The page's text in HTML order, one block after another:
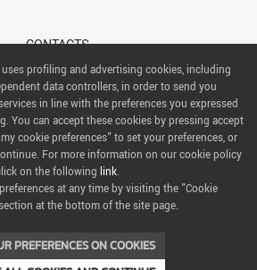
CONTACTS
ABOUT US
GROUP SpA All rights reserved
Emilia 155, 47921 Rimini,
Rimini P.I e n. Reg. Imprese 00139440408, Capitale Sociale
52.214.897 i.v.
profiling and advertising cookies, including
data controllers, in order to send you
in line with the preferences you expressed
You can accept these cookies by pressing accept
cookie preferences" to set your preferences, or
For more information on our cookie policy
on the following link.
at any time by visiting the "Cookie
at the bottom of the site page.
PREFERENCES ON COOKIES